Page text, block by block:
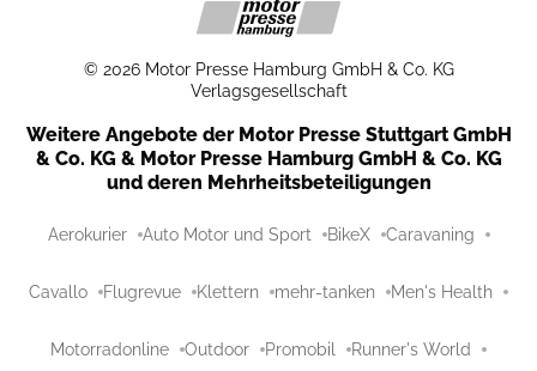
© 2026 Motor Presse Hamburg GmbH & Co. KG
Verlagsgesellschaft
Weitere Angebote der Motor Presse Stuttgart GmbH
& Co. KG & Motor Presse Hamburg GmbH & Co. KG
und deren Mehrheitsbeteiligungen
Aerokurier Auto Motor und Sport BikeX Caravaning
Cavallo Flugrevue Klettern mehr-tanken Men's Health
Motorradonline Outdoor Promobil Runner's World